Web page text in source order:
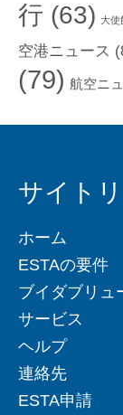
行 (63) 大使
空港ニュース
(79) 航空ニ
サイト
ホーム
ESTAの要件
ブイダブリュ
サービス
ヘルプ
連絡先
ESTA申請